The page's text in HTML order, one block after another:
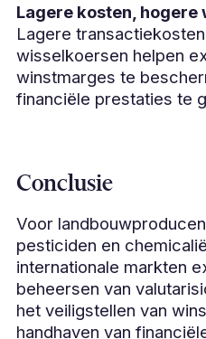
Lagere kosten,
Lagere
wisselkoersen helpen
winstmarges te
financiële prestaties te
Conclusie
Voor
pesticiden en
internationale markten
beheersen van
het veiligstellen van
handhaven van